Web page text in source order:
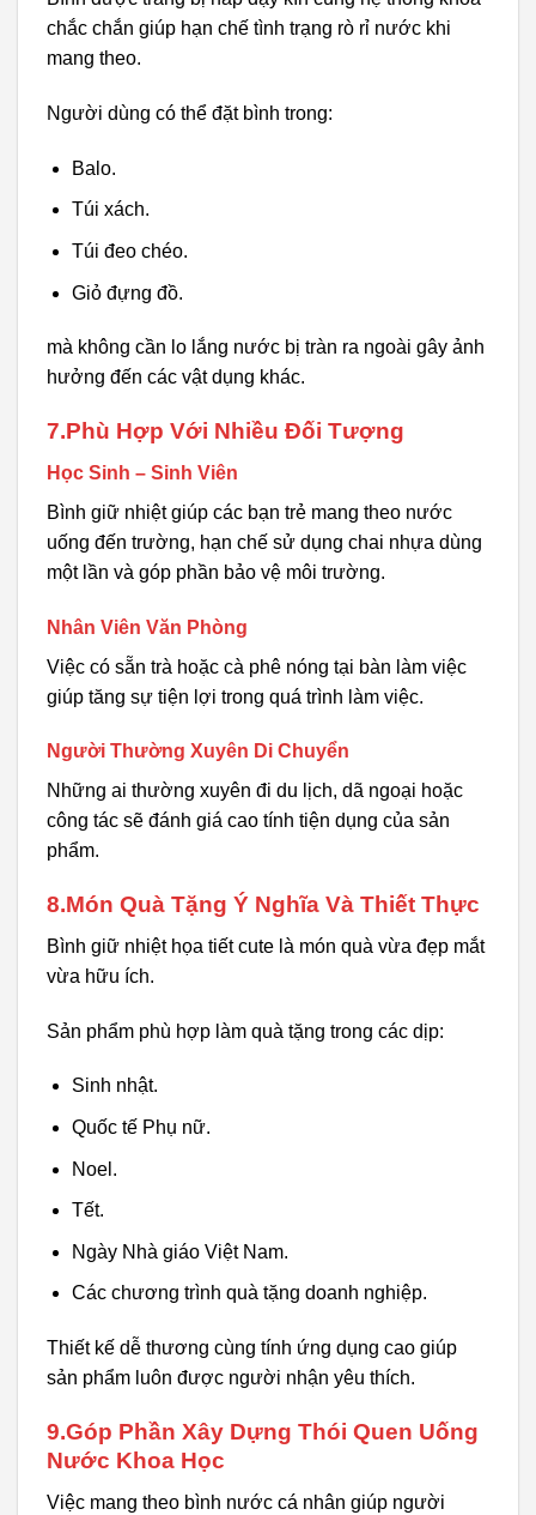
chắc chắn giúp hạn chế tình trạng rò rỉ nước khi
mang theo.
Người dùng có thể đặt bình trong:
Balo.
Túi xách.
Túi đeo chéo.
Giỏ đựng đồ.
mà không cần lo lắng nước bị tràn ra ngoài gây ảnh
hưởng đến các vật dụng khác.
7.Phù Hợp Với Nhiều Đối Tượng
Học Sinh – Sinh Viên
Bình giữ nhiệt giúp các bạn trẻ mang theo nước
uống đến trường, hạn chế sử dụng chai nhựa dùng
một lần và góp phần bảo vệ môi trường.
Nhân Viên Văn Phòng
Việc có sẵn trà hoặc cà phê nóng tại bàn làm việc
giúp tăng sự tiện lợi trong quá trình làm việc.
Người Thường Xuyên Di Chuyển
Những ai thường xuyên đi du lịch, dã ngoại hoặc
công tác sẽ đánh giá cao tính tiện dụng của sản
phẩm.
8.Món Quà Tặng Ý Nghĩa Và Thiết Thực
Bình giữ nhiệt họa tiết cute là món quà vừa đẹp mắt
vừa hữu ích.
Sản phẩm phù hợp làm quà tặng trong các dịp:
Sinh nhật.
Quốc tế Phụ nữ.
Noel.
Tết.
Ngày Nhà giáo Việt Nam.
Các chương trình quà tặng doanh nghiệp.
Thiết kế dễ thương cùng tính ứng dụng cao giúp
sản phẩm luôn được người nhận yêu thích.
9.Góp Phần Xây Dựng Thói Quen Uống
Nước Khoa Học
Việc mang theo bình nước cá nhân giúp người